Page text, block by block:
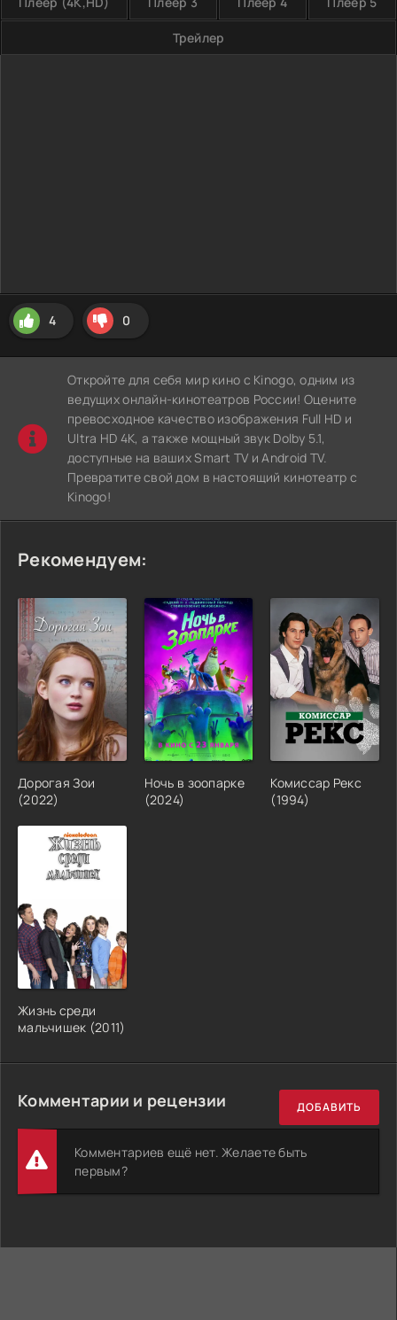
Трейлер
4 0
Откройте для себя мир кино с Kinogo, одним из
ведущих онлайн-кинотеатров России! Оцените
превосходное качество изображения Full HD и
Ultra HD 4K, а также мощный звук Dolby 5.1,
доступные на ваших Smart TV и Android TV.
Превратите свой дом в настоящий кинотеатр с
Kinogo!
Рекомендуем:
Дорогая Зои
(2022)
Ночь в зоопарке
(2024)
Комиссар Рекс
(1994)
Жизнь среди
мальчишек (2011)
Комментарии и рецензии ДОБАВИТЬ
Комментариев ещё нет. Желаете быть
первым?